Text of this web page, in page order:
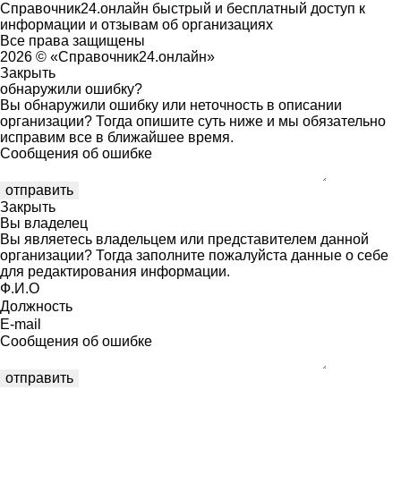
Справочник24.онлайн быстрый и бесплатный доступ к
информации и отзывам об организациях
Все права защищены
2026 © «Справочник24.онлайн»
Закрыть
обнаружили ошибку?
Вы обнаружили ошибку или неточность в описании
организации? Тогда опишите суть ниже и мы обязательно
исправим все в ближайшее время.
Сообщения об ошибке
Закрыть
Вы владелец
Вы являетесь владельцем или представителем данной
организации? Тогда заполните пожалуйста данные о себе
для редактирования информации.
Ф.И.О
Должность
E-mail
Сообщения об ошибке